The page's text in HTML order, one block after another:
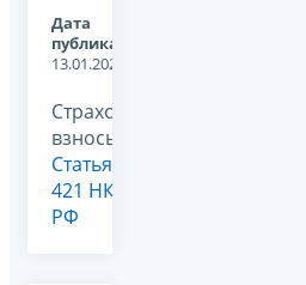
Дата
публикации:
13.01.2026
Страховые
взносы,
Статья
421 НК
РФ